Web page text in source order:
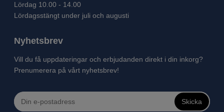
Lördag 10.00 - 14.00
Lördagsstängt under juli och augusti
Nyhetsbrev
Vill du få uppdateringar och erbjudanden direkt i din inkorg?
Prenumerera på vårt nyhetsbrev!
Skicka